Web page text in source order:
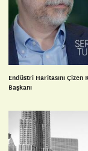
Endüstri Haritasını Çizen
Başkanı